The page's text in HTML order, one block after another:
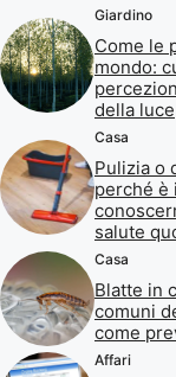
Giardino
Come le
mondo:
della luce
Casa
Pulizia o
perché è
salute
Casa
Blatte in
comuni
come
Affari